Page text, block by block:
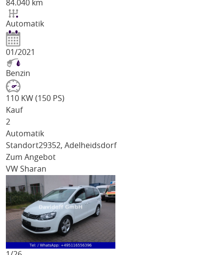
84.040 km
Automatik
01/2021
Benzin
110 KW (150 PS)
Kauf
2
Automatik
Standort29352, Adelheidsdorf
Zum Angebot
VW Sharan